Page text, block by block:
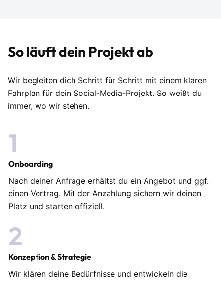
So läuft dein Projekt ab
Wir begleiten dich Schritt für Schritt mit einem klaren
Fahrplan für dein Social-Media-Projekt. So weißt du
immer, wo wir stehen.
1
Onboarding
Nach deiner Anfrage erhältst du ein Angebot und ggf.
einen Vertrag. Mit der Anzahlung sichern wir deinen
Platz und starten offiziell.
2
Konzeption & Strategie
Wir klären deine Bedürfnisse und entwickeln die